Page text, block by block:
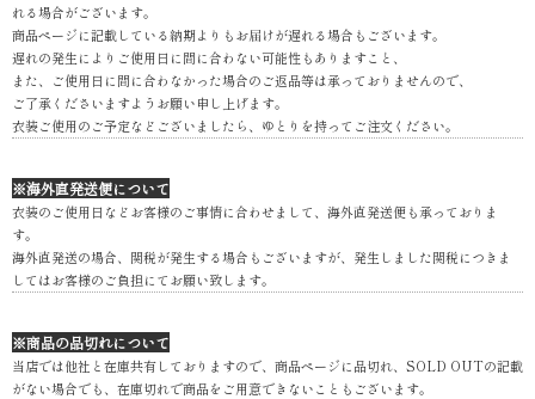
れる場合がございます。
商品ページに記載している納期よりもお届けが遅れる場合もございます。
遅れの発生によりご使用日に間に合わない可能性もありますこと、
また、ご使用日に間に合わなかった場合のご返品等は承っておりませんので、
ご了承くださいますようお願い申し上げます。
衣装ご使用のご予定などございましたら、ゆとりを持ってご注文ください。
※海外直発送便について
衣装のご使用日などお客様のご事情に合わせまして、海外直発送便も承っておりま
す。
海外直発送の場合、関税が発生する場合もございますが、発生しました関税につきま
してはお客様のご負担にてお願い致します。
※商品の品切れについて
当店では他社と在庫共有しておりますので、商品ページに品切れ、SOLD OUTの記載
がない場合でも、在庫切れで商品をご用意できないこともございます。